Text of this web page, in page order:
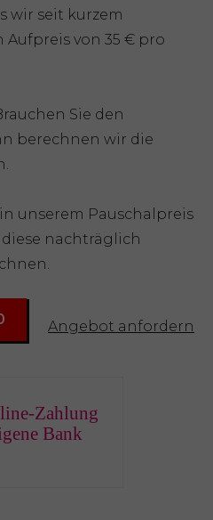
wir seit kurzem
von 35 € pro
Sie den
berechnen wir die
unserem Pauschalpreis
nachträglich
Angebot anfordern
Zahlung
Bank